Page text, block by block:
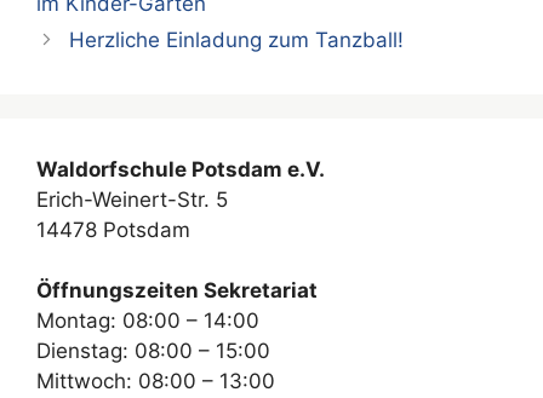
Herzliche Einladung zum Tanzball!
Waldorfschule Potsdam e.V.
Erich-Weinert-Str. 5
14478 Potsdam
Öffnungszeiten Sekretariat
Montag: 08:00 – 14:00
Dienstag: 08:00 – 15:00
Mittwoch: 08:00 – 13:00